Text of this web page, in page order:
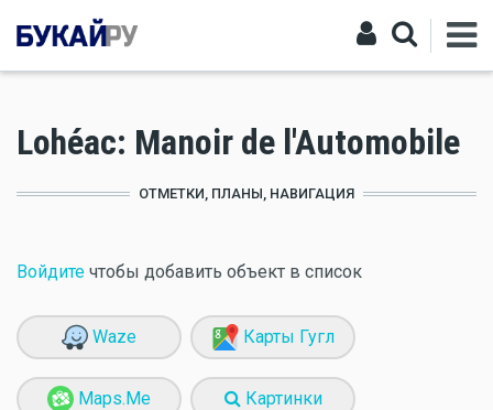
Lohéac: Manoir de l'Automobile
ОТМЕТКИ, ПЛАНЫ, НАВИГАЦИЯ
Войдите чтобы добавить объект в список
Waze Карты Гугл
Maps.Me Картинки